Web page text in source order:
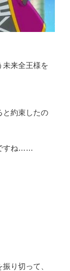
未来全王様を
と約束したの
すね……
り切って、